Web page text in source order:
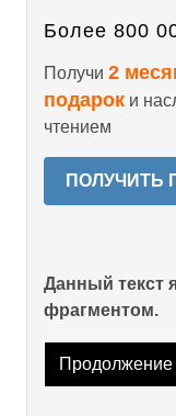
Более 800
Получи 2
подарок и
чтением
ПОЛУЧИТЬ
Данный текст
фрагментом.
Продолжение